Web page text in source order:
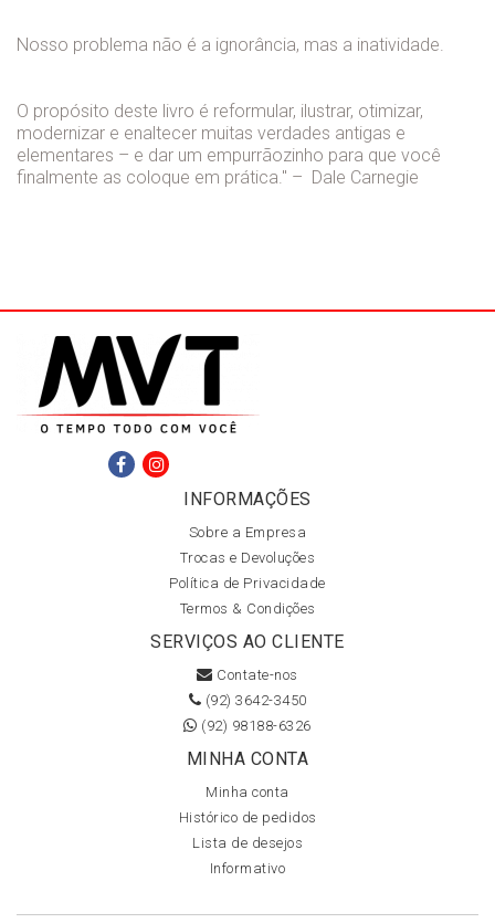
Nosso problema não é a ignorância, mas a inatividade.
O propósito deste livro é reformular, ilustrar, otimizar,
modernizar e enaltecer muitas verdades antigas e
elementares – e dar um empurrãozinho para que você
finalmente as coloque em prática." – Dale Carnegie
INFORMAÇÕES
Sobre a Empresa
Trocas e Devoluções
Política de Privacidade
Termos & Condições
SERVIÇOS AO CLIENTE
Contate-nos
(92) 3642-3450
(92) 98188-6326
MINHA CONTA
Minha conta
Histórico de pedidos
Lista de desejos
Informativo